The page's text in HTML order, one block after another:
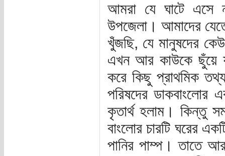
আমরা যে ঘাটে এসে
উপজেলা। আমাদের
খুঁজছি, যে মানুষদের
এখন আর কাউকে ছুঁয়ে
করে কিছু প্রাথমিক
পরিষদের ডাকবাংলোর
কৃতার্থ হলাম। কিন্তু
বাংলোর চারটি ঘরের
পানির পাম্প। তাতে